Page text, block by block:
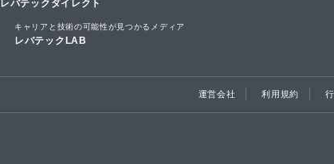
レバテックダイレクト
キャリアと技術の可能性が見つかるメディア
レバテックLAB
運営会社 利用規約